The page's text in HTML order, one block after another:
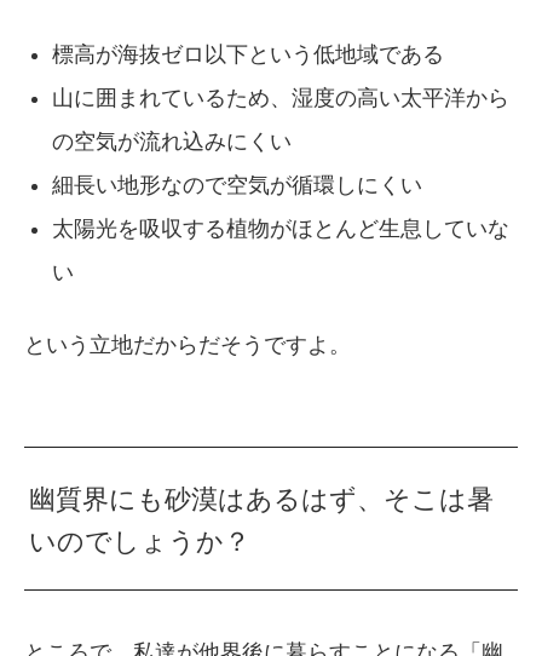
標高が海抜ゼロ以下という低地域である
山に囲まれているため、湿度の高い太平洋から
の空気が流れ込みにくい
細長い地形なので空気が循環しにくい
太陽光を吸収する植物がほとんど生息していな
い
という立地だからだそうですよ。
幽質界にも砂漠はあるはず、そこは暑
いのでしょうか？